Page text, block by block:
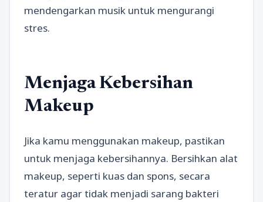
mendengarkan musik untuk mengurangi
stres.
Menjaga Kebersihan
Makeup
Jika kamu menggunakan makeup, pastikan
untuk menjaga kebersihannya. Bersihkan alat
makeup, seperti kuas dan spons, secara
teratur agar tidak menjadi sarang bakteri